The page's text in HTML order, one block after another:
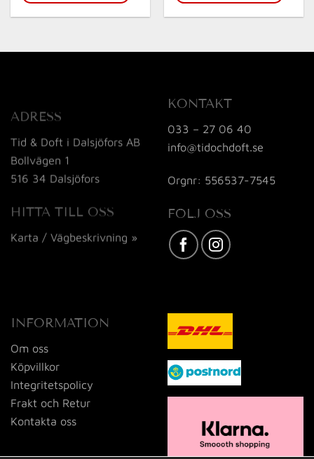
ADRESS
Tid & Doft i Dalsjöfors AB
Bollvägen 1
516 34 Dalsjöfors
HITTA TILL OSS
Karta / Vägbeskrivning »
KONTAKT
033 – 27 06 40
info@tidochdoft.se
Orgnr: 556537-7545
FÖLJ OSS
INFORMATION
Om oss
Köpvillkor
Integritetspolicy
Frakt och Retur
Kontakta oss